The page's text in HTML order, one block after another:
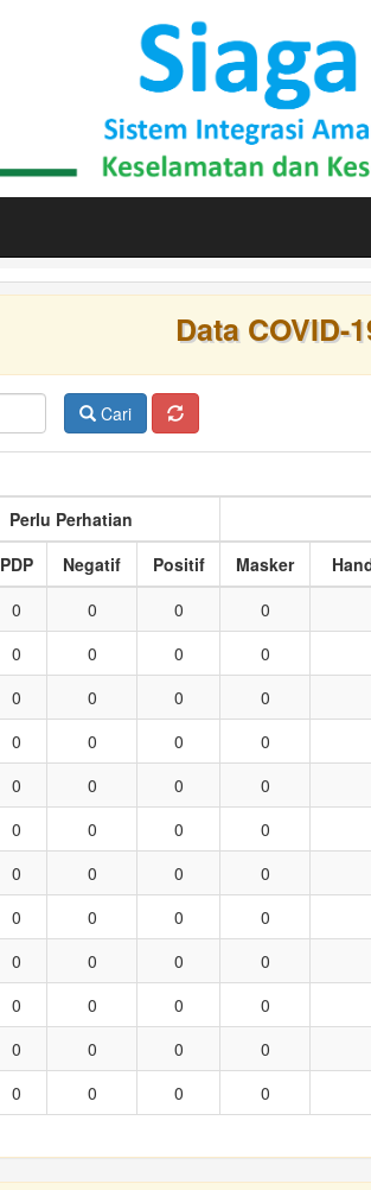
Data COVID-
Cari
Perlu Perhatian
PDP Negatif Positif Masker
0 0 0 0
0 0 0 0
0 0 0 0
0 0 0 0
0 0 0 0
0 0 0 0
0 0 0 0
0 0 0 0
0 0 0 0
0 0 0 0
0 0 0 0
0 0 0 0